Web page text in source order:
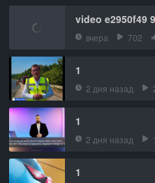
video e2950f49
вчера 702
1
2 дня назад
1
2 дня назад
1